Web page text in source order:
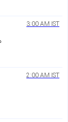
3:00 AM IST
2:00 AM IST